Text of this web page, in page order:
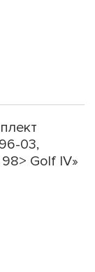
03,
Golf IV»